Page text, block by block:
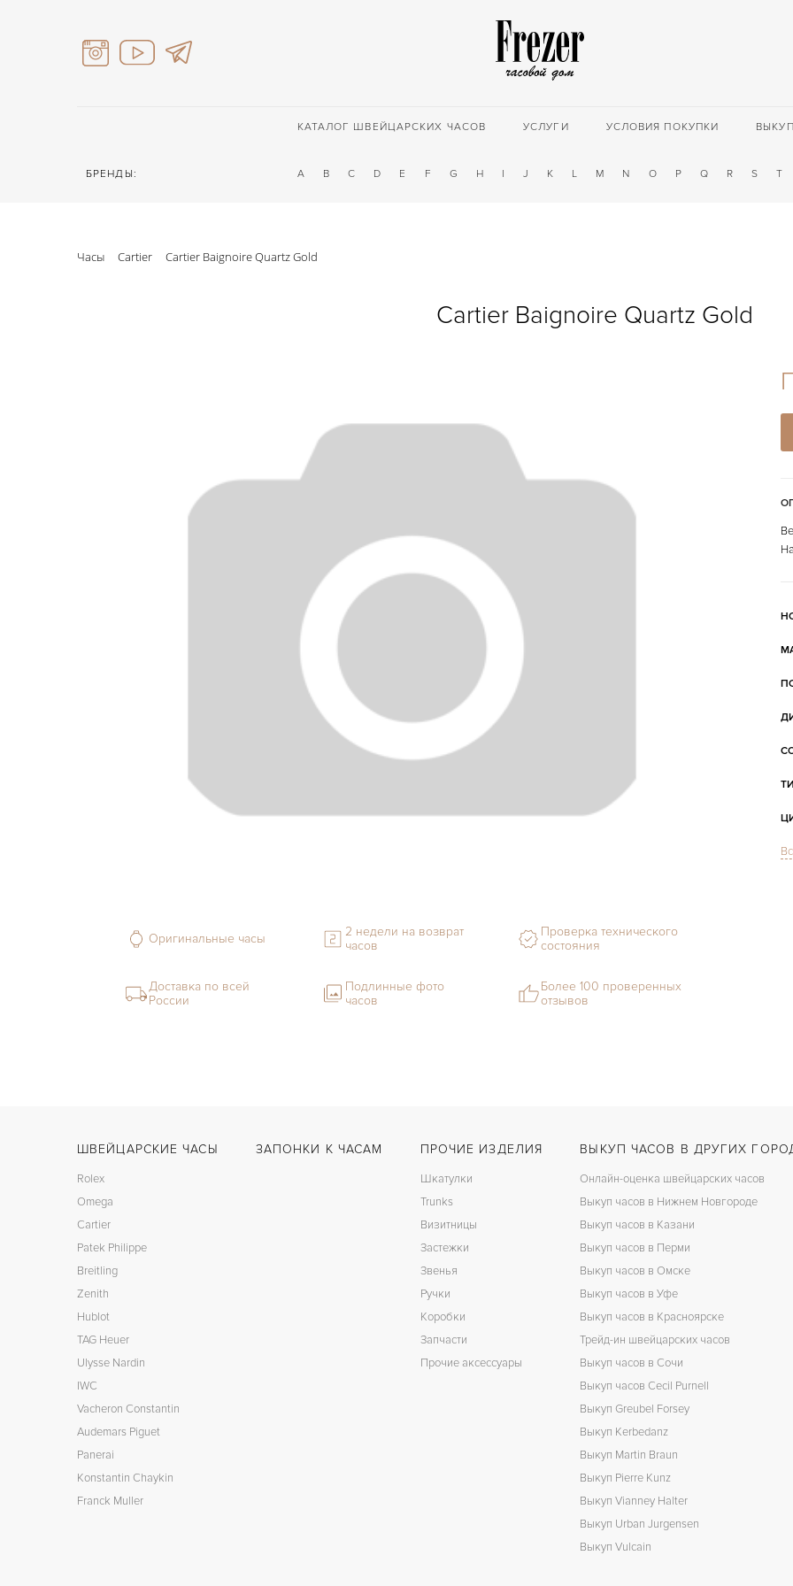
КАТАЛОГ ШВЕЙЦАРСКИХ ЧАСОВ УСЛУГИ УСЛОВИЯ ПОКУПКИ ВЫКУП
БРЕНДЫ: A B C D E F G H I J K L M N O P Q R S T
Часы Cartier Cartier Baignoire Quartz Gold
Cartier Baignoire Quartz Gold
Оригинальные часы
2 недели на возврат
часов
Проверка технического
состояния
Доставка по всей
России
Подлинные фото
часов
Более 100 проверенных
отзывов
ШВЕЙЦАРСКИЕ ЧАСЫ
Rolex
Omega
Cartier
Patek Philippe
Breitling
Zenith
Hublot
TAG Heuer
Ulysse Nardin
IWC
Vacheron Constantin
Audemars Piguet
Panerai
Konstantin Chaykin
Franck Muller
ЗАПОНКИ К ЧАСАМ ПРОЧИЕ ИЗДЕЛИЯ
Шкатулки
Trunks
Визитницы
Застежки
Звенья
Ручки
Коробки
Запчасти
Прочие аксессуары
ВЫКУП ЧАСОВ В ДРУГИХ
Онлайн-оценка швейцарских часов
Выкуп часов в Нижнем Новгороде
Выкуп часов в Казани
Выкуп часов в Перми
Выкуп часов в Омске
Выкуп часов в Уфе
Выкуп часов в Красноярске
Трейд-ин швейцарских часов
Выкуп часов в Сочи
Выкуп часов Cecil Purnell
Выкуп Greubel Forsey
Выкуп Kerbedanz
Выкуп Martin Braun
Выкуп Pierre Kunz
Выкуп Vianney Halter
Выкуп Urban Jurgensen
Выкуп Vulcain